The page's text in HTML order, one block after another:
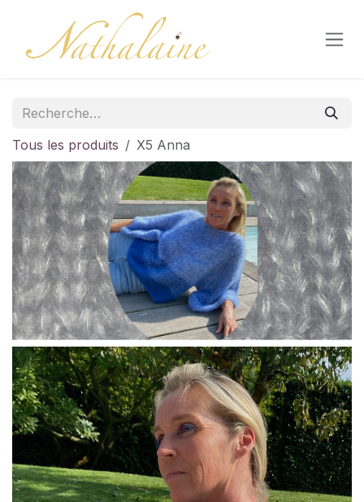
Se rendre au contenu
Tous les produits X5 Anna